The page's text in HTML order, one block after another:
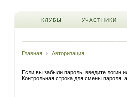
КЛУБЫ УЧАСТНИКИ
Главная Авторизация
Если вы забыли пароль, введите логин
Контрольная строка для смены пароля,